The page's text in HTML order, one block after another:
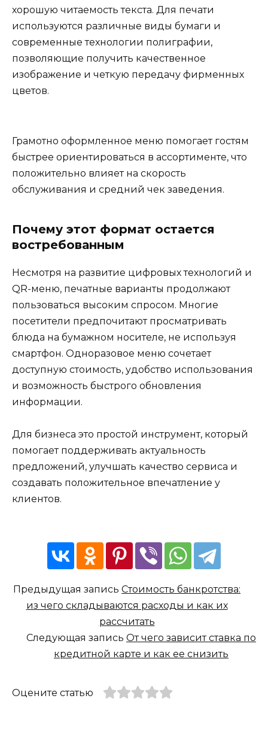
хорошую читаемость текста. Для печати
используются различные виды бумаги и
современные технологии полиграфии,
позволяющие получить качественное
изображение и четкую передачу фирменных
цветов.
Грамотно оформленное меню помогает гостям
быстрее ориентироваться в ассортименте, что
положительно влияет на скорость
обслуживания и средний чек заведения.
Почему этот формат остается
востребованным
Несмотря на развитие цифровых технологий и
QR-меню, печатные варианты продолжают
пользоваться высоким спросом. Многие
посетители предпочитают просматривать
блюда на бумажном носителе, не используя
смартфон. Одноразовое меню сочетает
доступную стоимость, удобство использования
и возможность быстрого обновления
информации.
Для бизнеса это простой инструмент, который
помогает поддерживать актуальность
предложений, улучшать качество сервиса и
создавать положительное впечатление у
клиентов.
Предыдущая запись Стоимость банкротства:
из чего складываются расходы и как их
рассчитать
Следующая запись От чего зависит ставка по
кредитной карте и как ее снизить
Оцените статью